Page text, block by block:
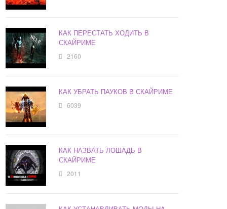
КАК ПЕРЕСТАТЬ ХОДИТЬ В
СКАЙРИМЕ
2160
КАК УБРАТЬ ПАУКОВ В СКАЙРИМЕ
6039
КАК НАЗВАТЬ ЛОШАДЬ В
СКАЙРИМЕ
2011